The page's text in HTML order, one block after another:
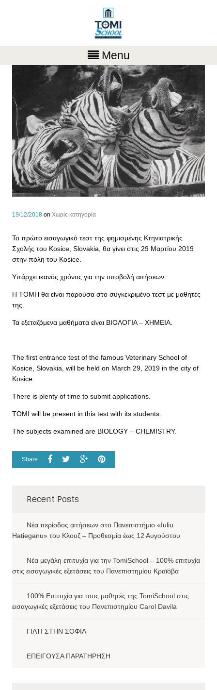
Menu
19/12/2018 on Χωρίς κατηγορία
Το πρώτο εισαγωγικό τεστ της φημισμένης Κτηνιατρικής
Σχολής του Kosice, Slovakia, θα γίνει στις 29 Μαρτίου 2019
στην πόλη του Kosice.
Υπάρχει ικανός χρόνος για την υποβολή αιτήσεων.
Η ΤΟΜΗ θα είναι παρούσα στο συγκεκριμένο τεστ με μαθητές
της.
Τα εξεταζόμενα μαθήματα είναι ΒΙΟΛΟΓΙΑ – ΧΗΜΕΙΑ.
The first entrance test of the famous Veterinary School of
Kosice, Slovakia, will be held on March 29, 2019 in the city of
Kosice.
There is plenty of time to submit applications.
TOMI will be present in this test with its students.
The subjects examined are BIOLOGY – CHEMISTRY.
Share
Recent Posts
Νέα περίοδος αιτήσεων στο Πανεπιστήμιο «Iuliu
Hațieganu» του Κλουζ – Προθεσμία έως 12 Αυγούστου
Νέα μεγάλη επιτυχία για την TomiSchool – 100% επιτυχία
στις εισαγωγικές εξετάσεις του Πανεπιστημίου Κραϊόβα
100% Επιτυχία για τους μαθητές της TomiSchool στις
εισαγωγικές εξετάσεις του Πανεπιστημίου Carol Davila
ΓΙΑΤΙ ΣΤΗΝ ΣΟΦΙΑ
ΕΠΕΙΓΟΥΣΑ ΠΑΡΑΤΗΡΗΣΗ